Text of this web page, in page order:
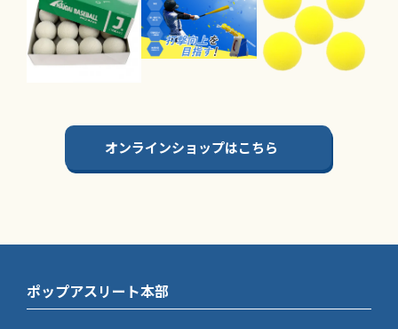
オンラインショップはこちら
ポップアスリート本部